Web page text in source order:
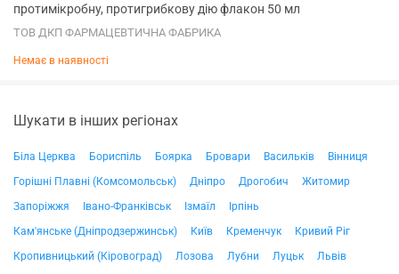
протимікробну, протигрибкову дію флакон 50 мл
ТОВ ДКП ФАРМАЦЕВТИЧНА ФАБРИКА
Немає в наявності
Шукати в інших регіонах
Біла Церква Бориспіль Боярка Бровари Васильків
Вінниця
Горішні Плавні (Комсомольськ)
Дніпро Дрогобич
Житомир
Запоріжжя
Івано-Франківськ Ізмаїл
Ірпінь
Кам'янське (Дніпродзержинськ)
Київ Кременчук
Кривий Ріг
Кропивницький (Кіровоград)
Лозова Лубни Луцьк
Львів